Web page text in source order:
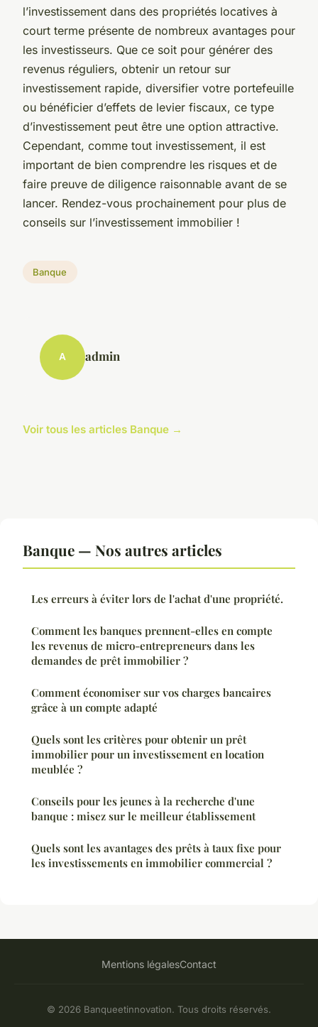
l’investissement dans des propriétés locatives à
court terme présente de nombreux avantages pour
les investisseurs. Que ce soit pour générer des
revenus réguliers, obtenir un retour sur
investissement rapide, diversifier votre portefeuille
ou bénéficier d’effets de levier fiscaux, ce type
d’investissement peut être une option attractive.
Cependant, comme tout investissement, il est
important de bien comprendre les risques et de
faire preuve de diligence raisonnable avant de se
lancer. Rendez-vous prochainement pour plus de
conseils sur l’investissement immobilier !
Banque
A admin
Voir tous les articles Banque →
Banque — Nos autres articles
Les erreurs à éviter lors de l'achat d'une propriété.
Comment les banques prennent-elles en compte
les revenus de micro-entrepreneurs dans les
demandes de prêt immobilier ?
Comment économiser sur vos charges bancaires
grâce à un compte adapté
Quels sont les critères pour obtenir un prêt
immobilier pour un investissement en location
meublée ?
Conseils pour les jeunes à la recherche d'une
banque : misez sur le meilleur établissement
Quels sont les avantages des prêts à taux fixe pour
les investissements en immobilier commercial ?
Mentions légalesContact
© 2026 Banqueetinnovation. Tous droits réservés.